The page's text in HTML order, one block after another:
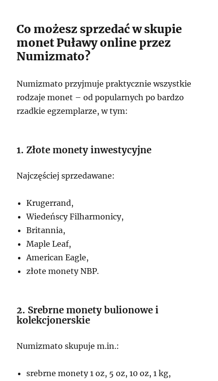
Co możesz sprzedać w skupie
monet Puławy online przez
Numizmato?
Numizmato przyjmuje praktycznie wszystkie
rodzaje monet – od popularnych po bardzo
rzadkie egzemplarze, w tym:
1. Złote monety inwestycyjne
Najczęściej sprzedawane:
Krugerrand,
Wiedeńscy Filharmonicy,
Britannia,
Maple Leaf,
American Eagle,
złote monety NBP.
2. Srebrne monety bulionowe i
kolekcjonerskie
Numizmato skupuje m.in.:
srebrne monety 1 oz, 5 oz, 10 oz, 1 kg,